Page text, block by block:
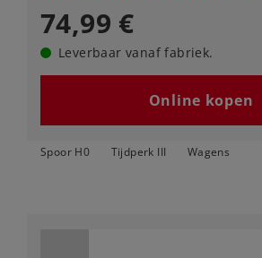
74,99 €
Leverbaar vanaf fabriek.
Online kopen
Spoor H0 Tijdperk III Wagens